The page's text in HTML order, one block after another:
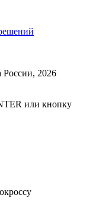
России, 2026
или кнопку